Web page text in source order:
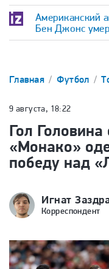
Американский
Бен Джонс
Главная Футбол
9 августа, 18:22
Гол
«Монако»
победу над
Игнат
Корреспондент